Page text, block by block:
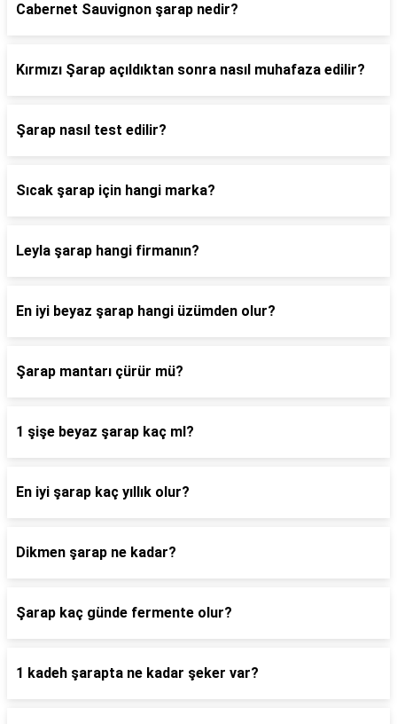
Cabernet Sauvignon şarap nedir?
Kırmızı Şarap açıldıktan sonra nasıl muhafaza edilir?
Şarap nasıl test edilir?
Sıcak şarap için hangi marka?
Leyla şarap hangi firmanın?
En iyi beyaz şarap hangi üzümden olur?
Şarap mantarı çürür mü?
1 şişe beyaz şarap kaç ml?
En iyi şarap kaç yıllık olur?
Dikmen şarap ne kadar?
Şarap kaç günde fermente olur?
1 kadeh şarapta ne kadar şeker var?